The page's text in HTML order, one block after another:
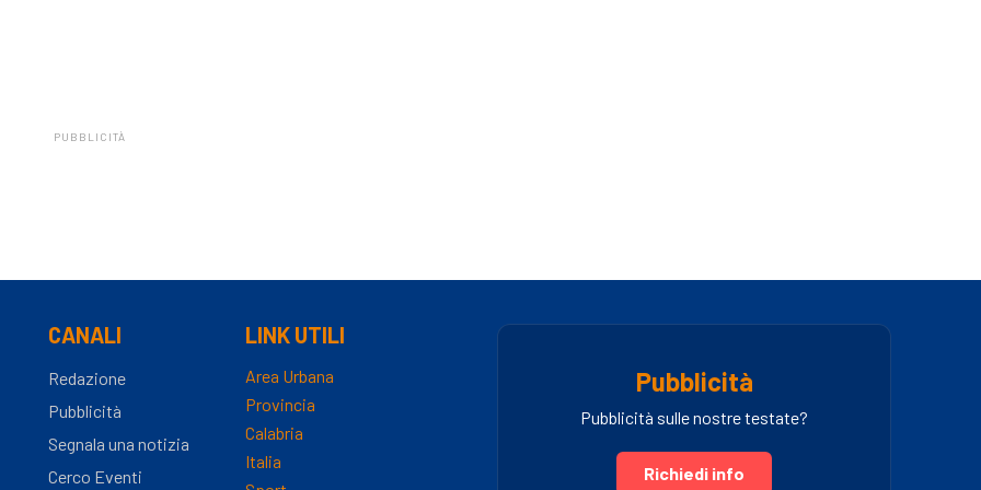
PUBBLICITÀ
CANALI
Redazione
Pubblicità
Segnala una notizia
Cerco Eventi
LINK UTILI
Area Urbana
Provincia
Calabria
Italia
Pubblicità
Pubblicità sulle nostre testate?
Richiedi info